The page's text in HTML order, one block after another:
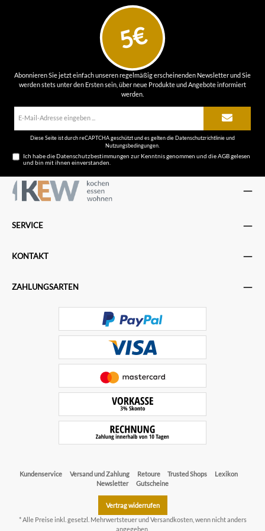
5€
Abonnieren Sie jetzt einfach unseren regelmäßig erscheinenden Newsletter und Sie
werden stets unter den Ersten sein, über neue Produkte und Angebote informiert
werden.
Diese Seite ist durch reCAPTCHA geschützt und es gelten dieDatenschutzrichtlinieund
Nutzungsbedingungen
Ich habe dieDatenschutzbestimmungen zur Kenntnis genommen und dieAGBgelesen
und bin mit ihnen einverstanden.
SERVICE
KONTAKT
ZAHLUNGSARTEN
Kundenservice Versand und Zahlung Retoure Trusted Shops
Lexikon
Newsletter
Gutscheine
Vertrag widerrufen
* Alle Preise inkl. gesetzl. Mehrwertsteuer und Versandkosten, wenn nicht anders
angegeben.